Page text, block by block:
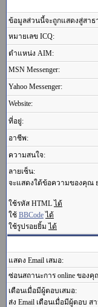
ข้อมูลส่วนนี้จะถูกแสดงสู่สา
หมายเลข ICQ:
ตำแหน่ง AIM:
MSN Messenger:
Yahoo Messenger:
Website:
ที่อยู่:
อาชีพ:
ความสนใจ:
ลายเซ็น:
จะแสดงใต้ข้อความของคุณ
ใช้รหัส HTML ได้
ใช้ BBCode ได้
ใช้รูปรอยยิ้ม ได้
แสดง Email เสมอ:
ซ่อนสถานะการ online ของคุ
เตือนเมื่อมีผู้ตอบเสมอ:
ส่ง Email เตือนเมื่อมีผู้ตอบ